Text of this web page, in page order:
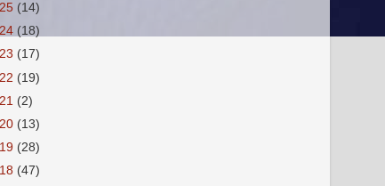
(14)
(18)
(17)
(19)
(2)
(13)
(28)
(47)